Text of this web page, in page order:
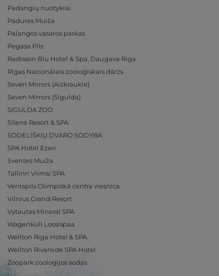
Padangių nuotykiai
Padures Muiža
Palangos vasaros parkas
Pegasa Pils
Radisson Blu Hotel & Spa, Daugava Riga
Rīgas Nacionālais zooloģiskais dārzs
Seven Mirrors (Aizkraukle)
Seven Mirrors (Sigulda)
SIGULDA ZOO
Silene Resort & SPA
SODELIŠKIŲ DVARO SODYBA
SPA Hotel Ezeri
Sventes Muiža
Tallinn Viimsi SPA
Ventspils Olimpiskā centra viesnīca
Vilnius Grand Resort
Vytautas Mineral SPA
Wagenküll Lossispaa
Wellton Riga Hotel & SPA
Wellton Riverside SPA Hotel
Zoopark zoologijos sodas